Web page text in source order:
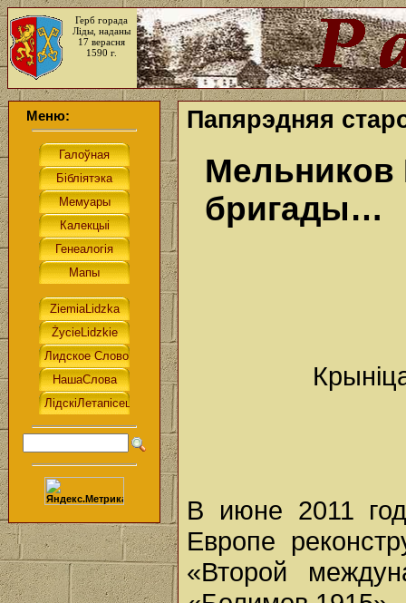
Герб горада
Ліды, наданы
17 верасня
1590 г.
Меню: Папярэдняя
Мельников
бригады…
В июне 2011
Европе
«Второй